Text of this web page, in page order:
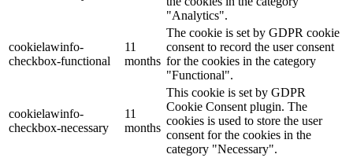
"Analytics".
cookielawinfo-
checkbox-functional
11
months
The cookie is set by GDPR cookie
consent to record the user consent
for the cookies in the category
"Functional".
cookielawinfo-
checkbox-necessary
11
months
This cookie is set by GDPR
Cookie Consent plugin. The
cookies is used to store the user
consent for the cookies in the
category "Necessary".